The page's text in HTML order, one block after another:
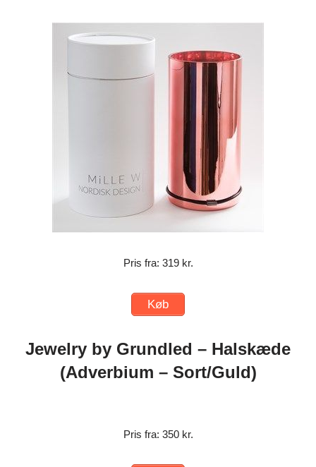
Pris fra: 319 kr.
Køb
Jewelry by Grundled – Halskæde
(Adverbium – Sort/Guld)
Pris fra: 350 kr.